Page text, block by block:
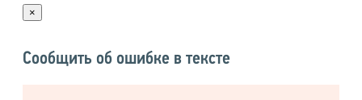
×
Сообщить об ошибке в тексте